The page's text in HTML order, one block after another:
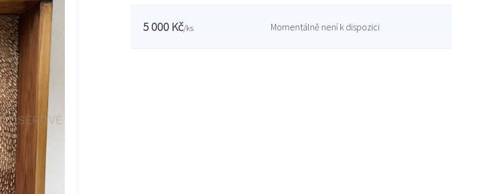
5 000 Kč/ks Momentálně není k dispozici